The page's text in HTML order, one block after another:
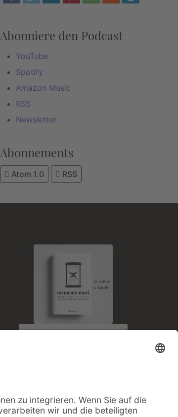
Abonniere den Podcast
YouTube
Spotify
Amazon Music
RSS
Newsletter
Abonnements
Atom 1.0 RSS